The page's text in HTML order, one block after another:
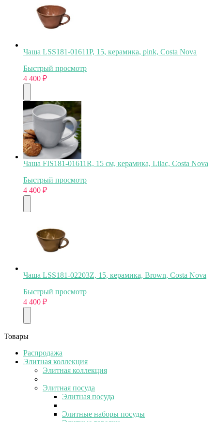
Чаша LSS181-01611P, 15, керамика, pink, Costa Nova
Быстрый просмотр
4 400 ₽
Чаша FIS181-01611R, 15 см, керамика, Lilac, Costa Nova
Быстрый просмотр
4 400 ₽
Чаша LSS181-02203Z, 15, керамика, Brown, Costa Nova
Быстрый просмотр
4 400 ₽
Товары
Распродажа
Элитная коллекция
Элитная коллекция
Элитная посуда
Элитная посуда
Элитные наборы посуды